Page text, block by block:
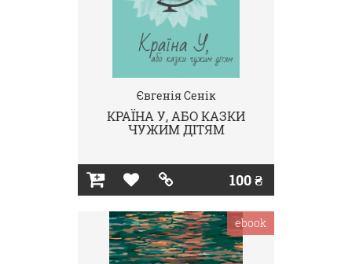
Євгенія Сенік
КРАЇНА У, АБО КАЗКИ
ЧУЖИМ ДІТЯМ
100 ₴
ebook